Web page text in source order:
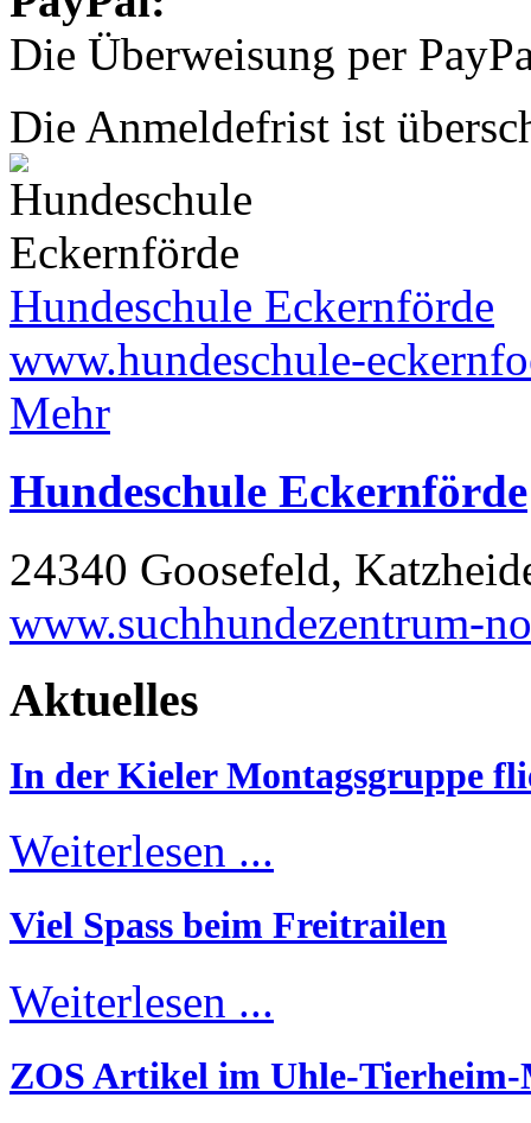
Die Überweisung per
Die Anmeldefrist ist
Hundeschule Eckernförde
www.hundeschule-
Mehr
Hundeschule Eckernförde
24340 Goosefeld,
www.suchhundezentrum-
Aktuelles
In der Kieler Montagsgruppe
Weiterlesen ...
Viel Spass beim Freitrailen
Weiterlesen ...
ZOS Artikel im Uhle-Tierheim-